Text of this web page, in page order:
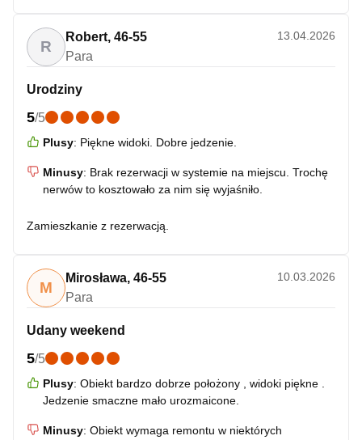
R
Robert, 46-55
Para
Urodziny
5/5
Plusy: Piękne widoki. Dobre jedzenie.
Minusy: Brak rezerwacji w systemie na miejscu. Trochę
nerwów to kosztowało za nim się wyjaśniło.
Zamieszkanie z rezerwacją.
13.04.2026
M
Mirosława, 46-55
Para
Udany weekend
5/5
Plusy: Obiekt bardzo dobrze położony , widoki piękne .
Jedzenie smaczne mało urozmaicone.
Minusy: Obiekt wymaga remontu w niektórych
10.03.2026